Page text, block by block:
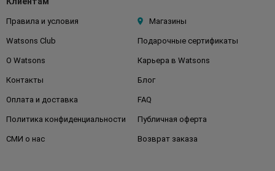
Правила и условия Магазины
Watsons Club Подарочные сертификаты
О Watsons Карьера в Watsons
Контакты Блог
Оплата и доставка FAQ
Политика конфиденциальности Публичная оферта
СМИ о нас Возврат заказа